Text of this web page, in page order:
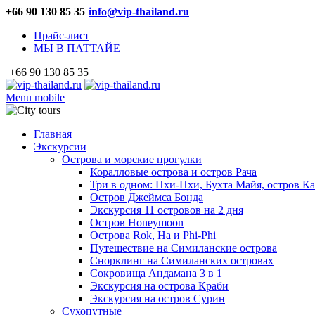
+66 90 130 85 35 info@vip-thailand.ru
Прайс-лист
МЫ В ПАТТАЙЕ
+66 90 130 85 35
Menu mobile
Главная
Экскурсии
Острова и морские прогулки
Коралловые острова и остров Рача
Три в одном: Пхи-Пхи, Бухта Майя, остров
Остров Джеймса Бонда
Экскурсия 11 островов на 2 дня
Остров Honeymoon
Острова Rok, Ha и Phi-Phi
Путешествие на Симиланские острова
Снорклинг на Симиланских островах
Сокровища Андамана 3 в 1
Экскурсия на острова Краби
Экскурсия на остров Сурин
Сухопутные